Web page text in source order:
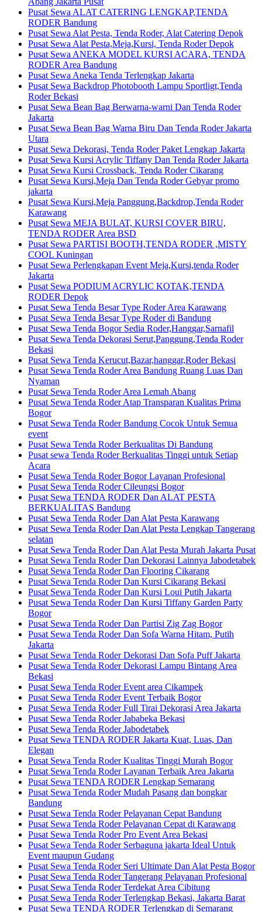
Pusat Sewa ALAT CATERING LENGKAP,TENDA
RODER Bandung
Pusat Sewa Alat Pesta, Tenda Roder, Alat Catering Depok
Pusat Sewa Alat Pesta,Meja,Kursi, Tenda Roder Depok
Pusat Sewa ANEKA MODEL KURSI ACARA, TENDA
RODER Area Bandung
Pusat Sewa Aneka Tenda Terlengkap Jakarta
Pusat Sewa Backdrop Photobooth Lampu Sportligt,Tenda
Roder Bekasi
Pusat Sewa Bean Bag Berwarna-warni Dan Tenda Roder
Jakarta
Pusat Sewa Bean Bag Warna Biru Dan Tenda Roder Jakarta
Utara
Pusat Sewa Dekorasi, Tenda Roder Paket Lengkap Jakarta
Pusat Sewa Kursi Acrylic Tiffany Dan Tenda Roder Jakarta
Pusat Sewa Kursi Crossback, Tenda Roder Cikarang
Pusat Sewa Kursi,Meja Dan Tenda Roder Gebyar promo
jakarta
Pusat Sewa Kursi,Meja Panggung,Backdrop,Tenda Roder
Karawang
Pusat Sewa MEJA BULAT, KURSI COVER BIRU,
TENDA RODER Area BSD
Pusat Sewa PARTISI BOOTH,TENDA RODER ,MISTY
COOL Kuningan
Pusat Sewa Perlengkapan Event Meja,Kursi,tenda Roder
Jakarta
Pusat Sewa PODIUM ACRYLIC KOTAK,TENDA
RODER Depok
Pusat Sewa Tenda Besar Type Roder Area Karawang
Pusat Sewa Tenda Besar Type Roder di Bandung
Pusat Sewa Tenda Bogor Sedia Roder,Hanggar,Sarnafil
Pusat Sewa Tenda Dekorasi Serut,Panggung,Tenda Roder
Bekasi
Pusat Sewa Tenda Kerucut,Bazar,hanggar,Roder Bekasi
Pusat Sewa Tenda Roder Area Bandung Ruang Luas Dan
Nyaman
Pusat Sewa Tenda Roder Area Lemah Abang
Pusat Sewa Tenda Roder Atap Transparan Kualitas Prima
Bogor
Pusat Sewa Tenda Roder Bandung Cocok Untuk Semua
event
Pusat Sewa Tenda Roder Berkualitas Di Bandung
Pusat sewa Tenda Roder Berkualitas Tinggi untuk Setiap
Acara
Pusat Sewa Tenda Roder Bogor Layanan Profesional
Pusat Sewa Tenda Roder Cileungsi Bogor
Pusat Sewa TENDA RODER Dan ALAT PESTA
BERKUALITAS Bandung
Pusat Sewa Tenda Roder Dan Alat Pesta Karawang
Pusat Sewa Tenda Roder Dan Alat Pesta Lengkap Tangerang
selatan
Pusat Sewa Tenda Roder Dan Alat Pesta Murah Jakarta Pusat
Pusat Sewa Tenda Roder Dan Dekorasi Lainnya Jabodetabek
Pusat Sewa Tenda Roder Dan Flooring Cikarang
Pusat Sewa Tenda Roder Dan Kursi Cikarang Bekasi
Pusat Sewa Tenda Roder Dan Kursi Loui Putih Jakarta
Pusat Sewa Tenda Roder Dan Kursi Tiffany Garden Party
Bogor
Pusat Sewa Tenda Roder Dan Partisi Zig Zag Bogor
Pusat Sewa Tenda Roder Dan Sofa Warna Hitam, Putih
Jakarta
Pusat Sewa Tenda Roder Dekorasi Dan Sofa Puff Jakarta
Pusat Sewa Tenda Roder Dekorasi Lampu Bintang Area
Bekasi
Pusat Sewa Tenda Roder Event area Cikampek
Pusat Sewa Tenda Roder Event Terbaik Bogor
Pusat Sewa Tenda Roder Full Tirai Dekorasi Area Jakarta
Pusat Sewa Tenda Roder Jababeka Bekasi
Pusat Sewa Tenda Roder Jabodetabek
Pusat Sewa TENDA RODER Jakarta Kuat, Luas, Dan
Elegan
Pusat Sewa Tenda Roder Kualitas Tinggi Murah Bogor
Pusat Sewa Tenda Roder Layanan Terbaik Area Jakarta
Pusat Sewa TENDA RODER Lengkap Semarang
Pusat Sewa Tenda Roder Mudah Pasang dan bongkar
Bandung
Pusat Sewa Tenda Roder Pelayanan Cepat Bandung
Pusat Sewa Tenda Roder Pelayanan Cepat di Karawang
Pusat Sewa Tenda Roder Pro Event Area Bekasi
Pusat Sewa Tenda Roder Serbaguna jakarta Ideal Untuk
Event maupun Gudang
Pusat Sewa Tenda Roder Seri Ultimate Dan Alat Pesta Bogor
Pusat Sewa Tenda Roder Tangerang Pelayanan Profesional
Pusat Sewa Tenda Roder Terdekat Area Cibitung
Pusat Sewa Tenda Roder Terlengkap Bekasi, Jakarta Barat
Pusat Sewa TENDA RODER Terlengkap di Semarang